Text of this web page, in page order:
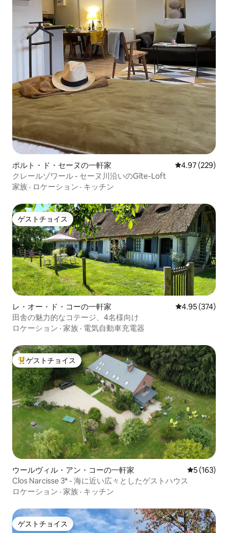
ポルト・ド・セーヌの一軒家 レビュー229
4.97 (229)
クレールゾワール - セーヌ川沿いのGîte-Loft
家族 · ロケーション · キッチン
ゲストチョイス
ゲストチョイス
レ・オー・ド・コーの一軒家 レビュー374
4.95 (374)
田舎の魅力的なコテージ、4名様向け
ロケーション · 家族 · 電気自動車充電器
大好評のゲストチョイスです。
ゲストチョイス
ウールヴィル・アン・コーの一軒家 レビュー
5 (163)
Clos Narcisse 3* - 海に近い広々としたゲストハウス
ロケーション · 家族 · キッチン
ゲストチョイス
ゲストチョイス